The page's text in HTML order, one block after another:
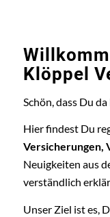
Klöppel
Schön, dass Du
Hier findest Du
Versicherungen,
Neuigkeiten aus
verständlich
Unser Ziel ist es,